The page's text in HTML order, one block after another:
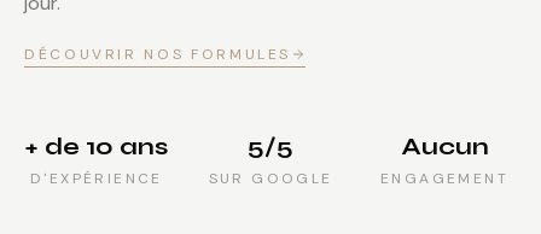
DÉCOUVRIR NOS FORMULES
+ de 10 ans
D'EXPÉRIENCE
5/5
SUR GOOGLE
Aucun
ENGAGEMENT